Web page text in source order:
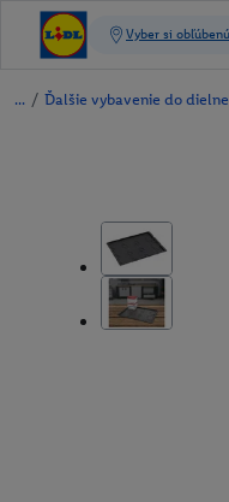
/ Ďalšie vybavenie do dielne